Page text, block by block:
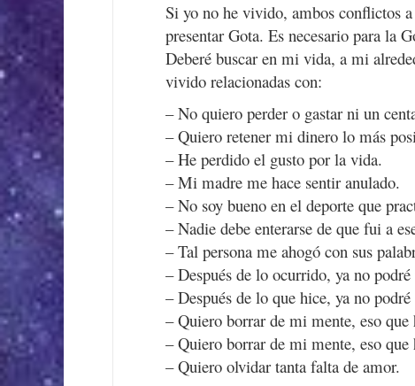
Si yo no he vivido, ambos conflictos
presentar Gota. Es necesario para la
Deberé buscar en mi vida, a mi
vivido relacionadas con:
– No quiero perder o gastar ni un
– Quiero retener mi dinero lo más
– He perdido el gusto por la vida.
– Mi madre me hace sentir anulado.
– No soy bueno en el deporte que
– Nadie debe enterarse de que fui a
– Tal persona me ahogó con sus
– Después de lo ocurrido, ya no
– Después de lo que hice, ya no
– Quiero borrar de mi mente, eso
– Quiero borrar de mi mente, eso que
– Quiero olvidar tanta falta de amor.